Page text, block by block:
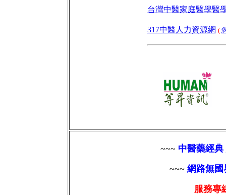
台灣中醫家庭醫學醫
317中醫人力資源網 (
~~~ 中醫藥經
~~~ 網路無國
服務專